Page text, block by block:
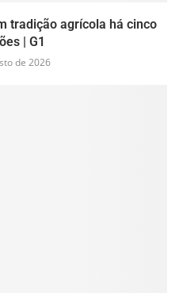
tradição agrícola há cinco
| G1
de 2026